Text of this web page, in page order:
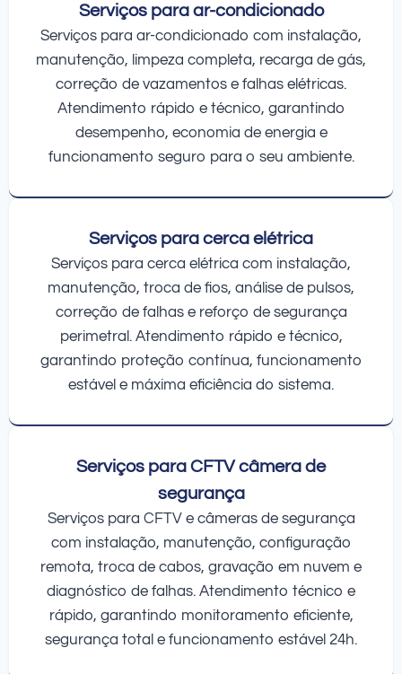
Serviços para ar-condicionado
Serviços para ar-condicionado com instalação,
manutenção, limpeza completa, recarga de gás,
correção de vazamentos e falhas elétricas.
Atendimento rápido e técnico, garantindo
desempenho, economia de energia e
funcionamento seguro para o seu ambiente.
Serviços para cerca elétrica
Serviços para cerca elétrica com instalação,
manutenção, troca de fios, análise de pulsos,
correção de falhas e reforço de segurança
perimetral. Atendimento rápido e técnico,
garantindo proteção contínua, funcionamento
estável e máxima eficiência do sistema.
Serviços para CFTV câmera de
segurança
Serviços para CFTV e câmeras de segurança
com instalação, manutenção, configuração
remota, troca de cabos, gravação em nuvem e
diagnóstico de falhas. Atendimento técnico e
rápido, garantindo monitoramento eficiente,
segurança total e funcionamento estável 24h.